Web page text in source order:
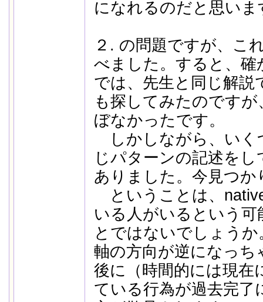
になれるのだと思いま
２. の問題ですが、こ
べました。すると、確
では、先生と同じ解説
も探してみたのです
ぼなかったです。
しかしながら、いく
じパターンの記述を
ありました。今見つか
ということは、
いる人がいるという
とではないでしょう
軸の方向が逆になっち
後に（時間的には現在
ている行為が過去完